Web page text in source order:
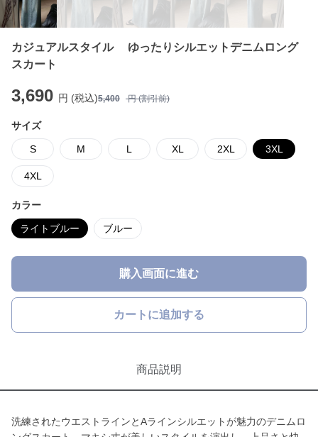
カジュアルスタイル ゆったりシルエットデニムロング
スカート
3,690 円 (税込)5,400 円 (割引前)
サイズ
S M L XL 2XL 3XL
4XL
カラー
ライトブルー ブルー
購入画面に進む
カートに追加する
商品説明
洗練されたウエストラインとAラインシルエットが魅力のデニムロ